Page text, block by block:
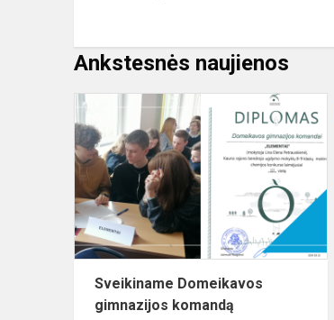
Ankstesnės naujienos
Sveikiname Domeikavos
gimnazijos komandą